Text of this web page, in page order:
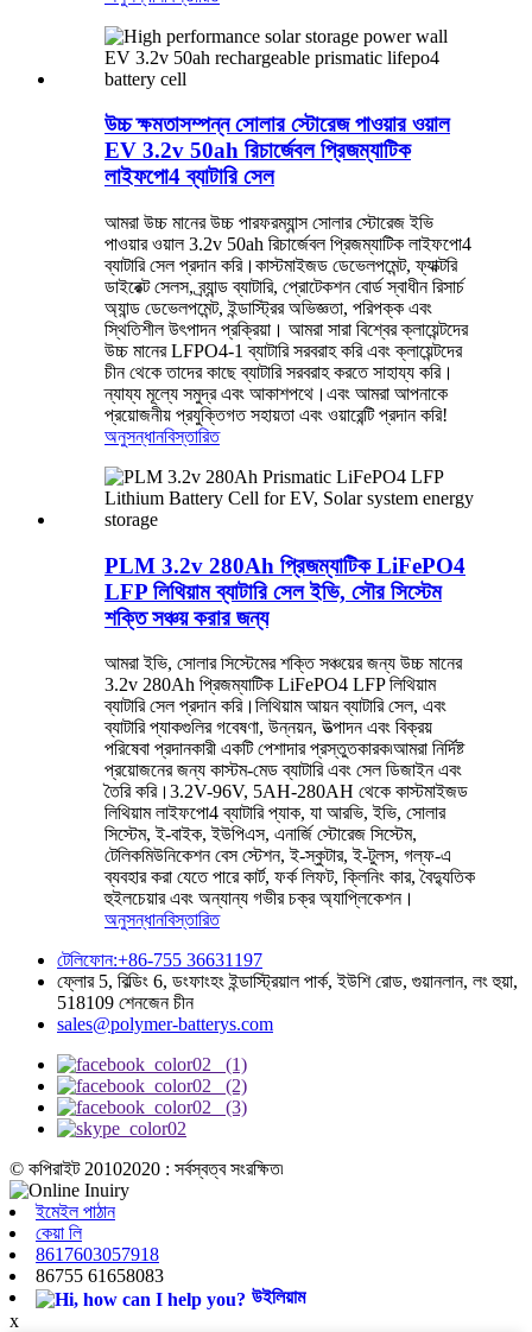
উচ্চ ক্ষমতাসম্পন্ন সোলার স্টোরেজ পাওয়ার ওয়াল
EV 3.2v 50ah রিচার্জেবল প্রিজম্যাটিক
লাইফপো4 ব্যাটারি সেল
আমরা উচ্চ মানের উচ্চ পারফরম্যান্স সোলার স্টোরেজ ইভি
পাওয়ার ওয়াল 3.2v 50ah রিচার্জেবল প্রিজম্যাটিক লাইফপো4
ব্যাটারি সেল প্রদান করি।কাস্টমাইজড ডেভেলপমেন্ট, ফ্যাক্টরি
ডাইরেক্ট সেলস, ব্র্যান্ড ব্যাটারি, প্রোটেকশন বোর্ড স্বাধীন রিসার্চ
অ্যান্ড ডেভেলপমেন্ট, ইন্ডাস্ট্রির অভিজ্ঞতা, পরিপক্ক এবং
স্থিতিশীল উৎপাদন প্রক্রিয়া। আমরা সারা বিশ্বের ক্লায়েন্টদের
উচ্চ মানের LFPO4-1 ব্যাটারি সরবরাহ করি এবং ক্লায়েন্টদের
চীন থেকে তাদের কাছে ব্যাটারি সরবরাহ করতে সাহায্য করি।
ন্যায্য মূল্যে সমুদ্র এবং আকাশপথে।এবং আমরা আপনাকে
প্রয়োজনীয় প্রযুক্তিগত সহায়তা এবং ওয়ারেন্টি প্রদান করি!
অনুসন্ধানবিস্তারিত
PLM 3.2v 280Ah প্রিজম্যাটিক LiFePO4
LFP লিথিয়াম ব্যাটারি সেল ইভি, সৌর সিস্টেম
শক্তি সঞ্চয় করার জন্য
আমরা ইভি, সোলার সিস্টেমের শক্তি সঞ্চয়ের জন্য উচ্চ মানের
3.2v 280Ah প্রিজম্যাটিক LiFePO4 LFP লিথিয়াম
ব্যাটারি সেল প্রদান করি।লিথিয়াম আয়ন ব্যাটারি সেল, এবং
ব্যাটারি প্যাকগুলির গবেষণা, উন্নয়ন, উত্পাদন এবং বিক্রয়
পরিষেবা প্রদানকারী একটি পেশাদার প্রস্তুতকারক৷আমরা নির্দিষ্ট
প্রয়োজনের জন্য কাস্টম-মেড ব্যাটারি এবং সেল ডিজাইন এবং
তৈরি করি।3.2V-96V, 5AH-280AH থেকে কাস্টমাইজড
লিথিয়াম লাইফপো4 ব্যাটারি প্যাক, যা আরভি, ইভি, সোলার
সিস্টেম, ই-বাইক, ইউপিএস, এনার্জি স্টোরেজ সিস্টেম,
টেলিকমিউনিকেশন বেস স্টেশন, ই-স্কুটার, ই-টুলস, গল্ফ-এ
ব্যবহার করা যেতে পারে কার্ট, ফর্ক লিফট, ক্লিনিং কার, বৈদ্যুতিক
হুইলচেয়ার এবং অন্যান্য গভীর চক্র অ্যাপ্লিকেশন।
অনুসন্ধানবিস্তারিত
টেলিফোন:+86-755 36631197
ফ্লোর 5, বিল্ডিং 6, ডংফাংহং ইন্ডাস্ট্রিয়াল পার্ক, ইউশি রোড, গুয়ানলান, লং হুয়া,
518109 শেনজেন চীন
sales@polymer-batterys.com
© কপিরাইট 20102020 : সর্বস্বত্ব সংরক্ষিত৷
ইমেইল পাঠান
কেয়া লি
8617603057918
86755 61658083
উইলিয়াম
x